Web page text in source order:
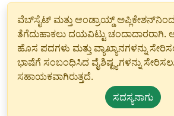
ವೆಬ್‌ಸೈಟ್ ಮತ್ತು ಆಂಡ್ರಾಯ್ಡ್ ಅಪ್ಲಿಕೇಶನ್‌ನಿಂದ
ತೆಗೆದುಹಾಕಲು ದಯವಿಟ್ಟು
ಹೊಸ ಪದಗಳು ಮತ್ತು ವ್ಯಾಖ್ಯಾನಗಳನ್ನು
ಭಾಷೆಗೆ ಸಂಬಂಧಿಸಿದ ವೈಶಿಷ್ಟ್ಯಗಳನ್ನು ಸೇರಿಸಲು
ಸಹಾಯಕವಾಗಿರುತ್ತದೆ.
ಸದಸ್ಯನಾಗು